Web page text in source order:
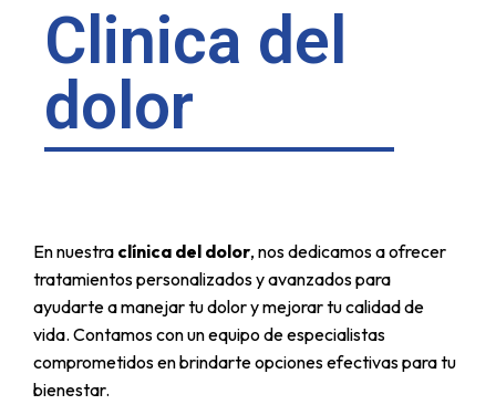
Clinica del
dolor
En nuestra clínica del dolor, nos dedicamos a ofrecer
tratamientos personalizados y avanzados para
ayudarte a manejar tu dolor y mejorar tu calidad de
vida. Contamos con un equipo de especialistas
comprometidos en brindarte opciones efectivas para tu
bienestar.